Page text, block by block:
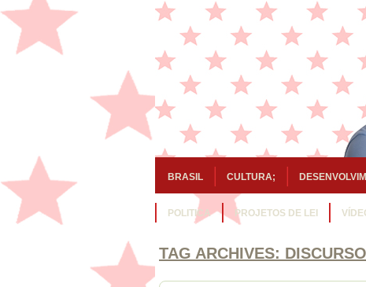
BRASIL CULTURA;
POLITICA PROJETOS DE LEI
TAG ARCHIVES: DISCURSO